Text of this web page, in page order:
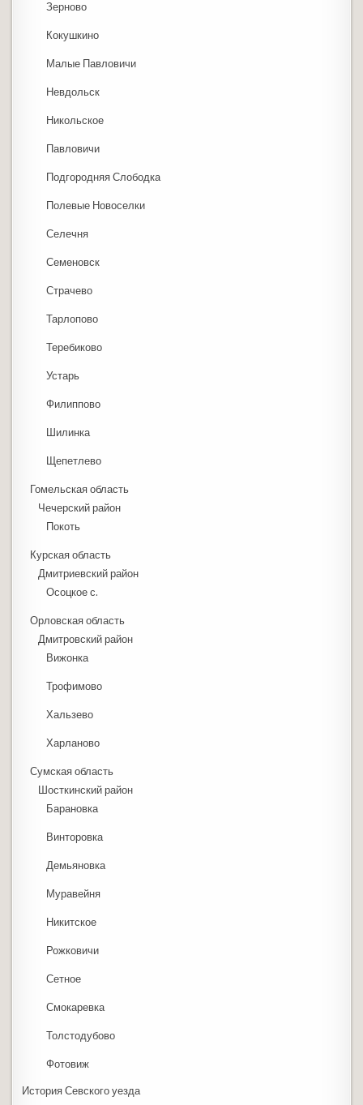
Зерново
Кокушкино
Малые Павловичи
Невдольск
Никольское
Павловичи
Подгородняя Слободка
Полевые Новоселки
Селечня
Семеновск
Страчево
Тарлопово
Теребиково
Устарь
Филиппово
Шилинка
Щепетлево
Гомельская область
Чечерский район
Покоть
Курская область
Дмитриевский район
Осоцкое с.
Орловская область
Дмитровский район
Вижонка
Трофимово
Хальзево
Харланово
Сумская область
Шосткинский район
Барановка
Винторовка
Демьяновка
Муравейня
Никитское
Рожковичи
Сетное
Смокаревка
Толстодубово
Фотовиж
История Севского уезда